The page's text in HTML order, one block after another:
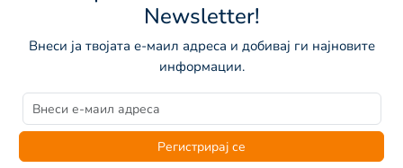
Newsletter!
Внеси ја твојата е-маил адреса и добивај ги најновите
информации.
Регистрирај се